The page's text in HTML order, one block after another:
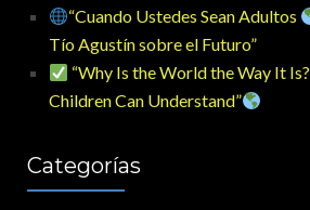
“Cuando Ustedes Sean Adultos
Tío Agustín sobre el Futuro”
“Why Is the World the Way It Is?
Children Can Understand”
Categorías